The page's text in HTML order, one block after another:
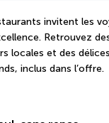
invitent les
Retrouvez
locales et des
inclus dans l’offre.